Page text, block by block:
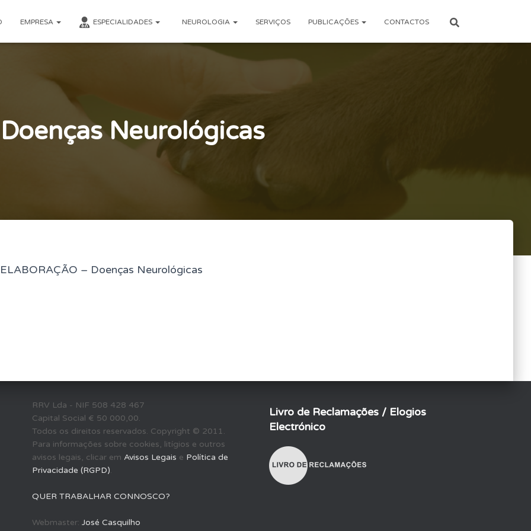
EMPRESA ESPECIALIDADES NEUROLOGIA SERVIÇOS PUBLICAÇÕES CONTACTOS
Doenças Neurológicas
– Doenças Neurológicas
RRV Lda - NIF 508 428 467
Capital Social € 50 000,00.
Todos os direitos reservados. Copyright © 2011.
Para informações sobre cookies, litígios e outros
avisos legais, clicar em Avisos Legais e Política de
Privacidade (RGPD).
QUER TRABALHAR CONNOSCO?
Webmaster: José Casquilho
Livro de Reclamações / Elogios
Electrónico